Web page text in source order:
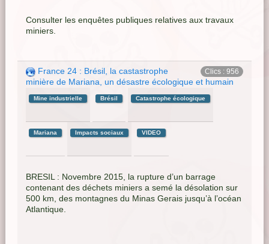
Consulter les enquêtes publiques relatives aux travaux
miniers.
Clics : 956
France 24 : Brésil, la castastrophe
minière de Mariana, un désastre écologique et humain
Mine industrielle Brésil Catastrophe écologique
Mariana Impacts sociaux VIDEO
BRESIL : Novembre 2015, la rupture d’un barrage
contenant des déchets miniers a semé la désolation sur
500 km, des montagnes du Minas Gerais jusqu’à l’océan
Atlantique.